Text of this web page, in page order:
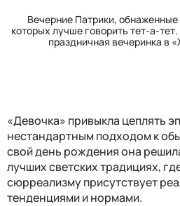
Вечерние Патрики,
которых лучше говорить тет-а-
праздничная вечеринка в
«Девочка» привыкла цеплять
нестандартным подходом к
свой день рождения она
лучших светских традициях,
сюрреализму присутствует
тенденциями и нормами.